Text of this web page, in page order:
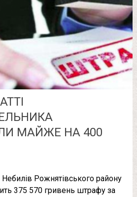
МАЙЖЕ НА 400
Рожнятівського району
375 570 гривень штрафу за